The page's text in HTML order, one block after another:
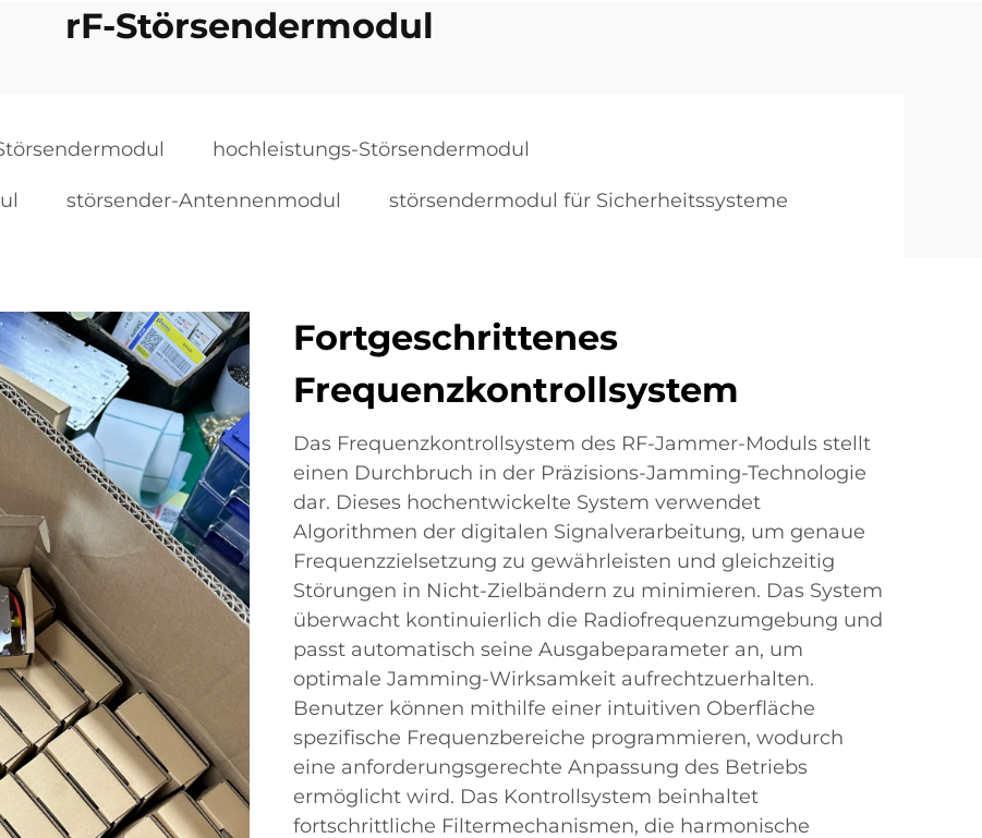
rF-Störsendermodul
hochleistungs-Störsendermodul
störsender-Antennenmodul störsendermodul für Sicherheitssysteme
Fortgeschrittenes
Frequenzkontrollsystem
Das Frequenzkontrollsystem des RF-Jammer-Moduls stellt
einen Durchbruch in der Präzisions-Jamming-Technologie
dar. Dieses hochentwickelte System verwendet
Algorithmen der digitalen Signalverarbeitung, um genaue
Frequenzzielsetzung zu gewährleisten und gleichzeitig
Störungen in Nicht-Zielbändern zu minimieren. Das System
überwacht kontinuierlich die Radiofrequenzumgebung und
passt automatisch seine Ausgabeparameter an, um
optimale Jamming-Wirksamkeit aufrechtzuerhalten.
Benutzer können mithilfe einer intuitiven Oberfläche
spezifische Frequenzbereiche programmieren, wodurch
eine anforderungsgerechte Anpassung des Betriebs
ermöglicht wird. Das Kontrollsystem beinhaltet
fortschrittliche Filtermechanismen, die harmonische